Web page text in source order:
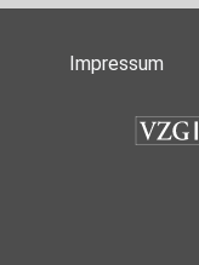
Impressum